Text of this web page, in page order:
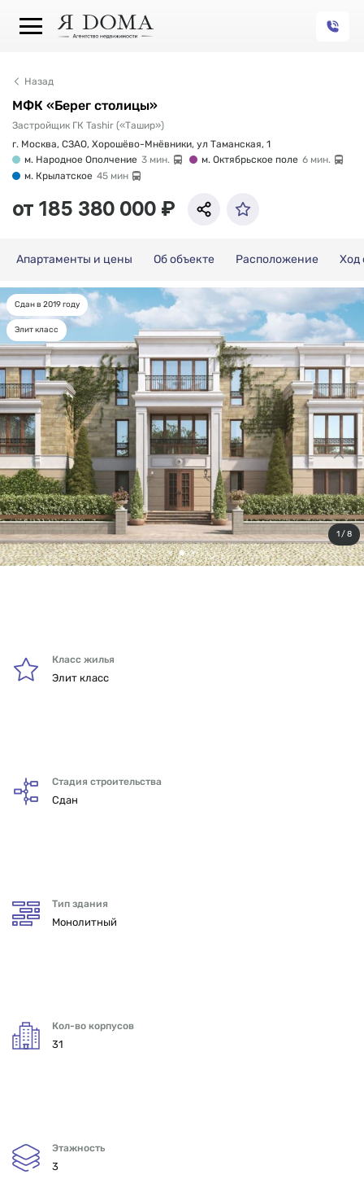
Назад
МФК «Берег столицы»
Застройщик ГК Tashir («Ташир»)
г. Москва, СЗАО, Хорошёво-Мнёвники, ул Таманская, 1
м. Народное Ополчение 3 мин. м. Октябрьское поле 6 мин.
м. Крылатское 45 мин
от 185 380 000 ₽
Апартаменты и цены Об объекте Расположение Ход
Сдан в 2019 году
Элит класс
1 / 8
Апартаменты и цены
Квартиры
185 380 000 - 4 294 967 295 ₽
Характеристики объекта
Срок сдачи
Сдан в 2019 году
Класс жилья
Элит класс
Стадия строительства
Сдан
Тип здания
Монолитный
Кол-во корпусов
31
Этажность
3